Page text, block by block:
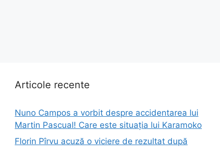
Articole recente
Nuno Campos a vorbit despre accidentarea lui
Martin Pascual! Care este situația lui Karamoko
Florin Pîrvu acuză o viciere de rezultat după